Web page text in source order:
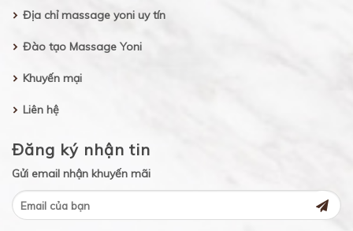
Địa chỉ massage yoni uy tín
Đào tạo Massage Yoni
Khuyến mại
Liên hệ
Đăng ký nhận tin
Gửi email nhận khuyến mãi